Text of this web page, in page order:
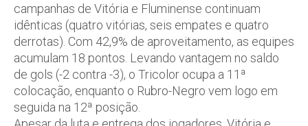
campanhas de Vitória e Fluminense continuam
idênticas (quatro vitórias, seis empates e quatro
derrotas). Com 42,9% de aproveitamento, as equipes
acumulam 18 pontos. Levando vantagem no saldo
de gols (-2 contra -3), o Tricolor ocupa a 11ª
colocação, enquanto o Rubro-Negro vem logo em
seguida na 12ª posição.